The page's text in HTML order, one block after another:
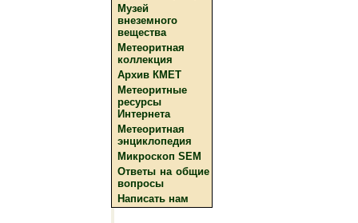
Музей
внеземного
вещества
Метеоритная
коллекция
Архив КМЕТ
Метеоритные
ресурсы
Интернета
Метеоритная
энциклопедия
Микроскоп SEM
Ответы на общие
вопросы
Написать нам